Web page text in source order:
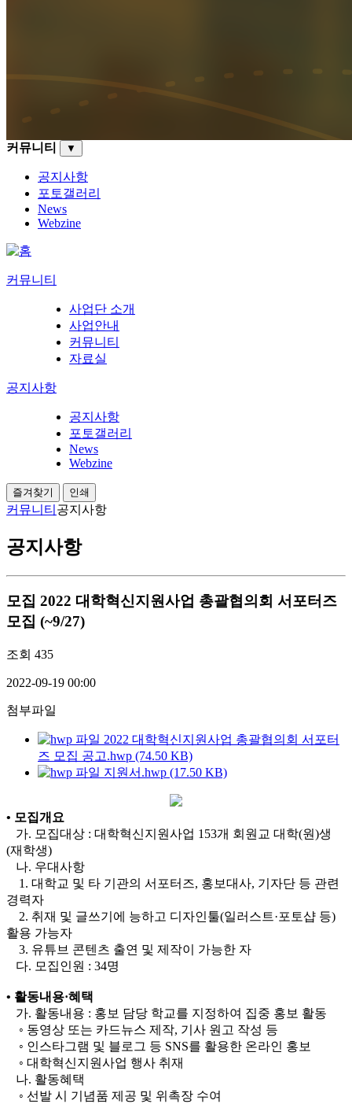
커뮤니티 ▼
공지사항
포토갤러리
News
Webzine
커뮤니티
사업단 소개
사업안내
커뮤니티
자료실
공지사항
공지사항
포토갤러리
News
Webzine
즐겨찾기 인쇄
커뮤니티 공지사항
공지사항
모집 2022 대학혁신지원사업 총괄협의회 서포터즈
모집 (~9/27)
조회 435
2022-09-19 00:00
첨부파일
2022 대학혁신지원사업 총괄협의회 서포터
즈 모집 공고.hwp (74.50 KB)
지원서.hwp (17.50 KB)
• 모집개요
가. 모집대상 : 대학혁신지원사업 153개 회원교 대학(원)생
(재학생)
나. 우대사항
1. 대학교 및 타 기관의 서포터즈, 홍보대사, 기자단 등 관련
경력자
2. 취재 및 글쓰기에 능하고 디자인툴(일러스트·포토샵 등)
활용 가능자
3. 유튜브 콘텐츠 출연 및 제작이 가능한 자
다. 모집인원 : 34명
• 활동내용·혜택
가. 활동내용 : 홍보 담당 학교를 지정하여 집중 홍보 활동
◦ 동영상 또는 카드뉴스 제작, 기사 원고 작성 등
◦ 인스타그램 및 블로그 등 SNS를 활용한 온라인 홍보
◦ 대학혁신지원사업 행사 취재
나. 활동혜택
◦ 선발 시 기념품 제공 및 위촉장 수여